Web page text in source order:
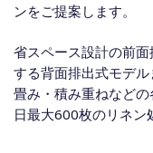
ンをご提案します。
省スペース設計の前
する背面排出式モデ
畳み・積み重ねなど
日最大600枚のリネン